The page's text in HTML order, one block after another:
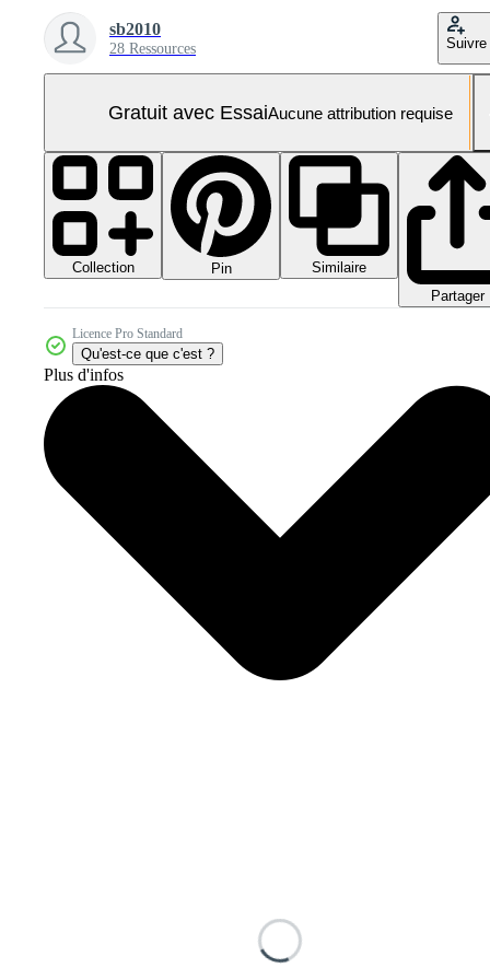
sb2010
28 Ressources Suivre
Gratuit avec EssaiAucune attribution requise
Collection Pin
Similaire
Partager
Licence Pro Standard
Qu'est-ce que c'est ?
Plus d'infos